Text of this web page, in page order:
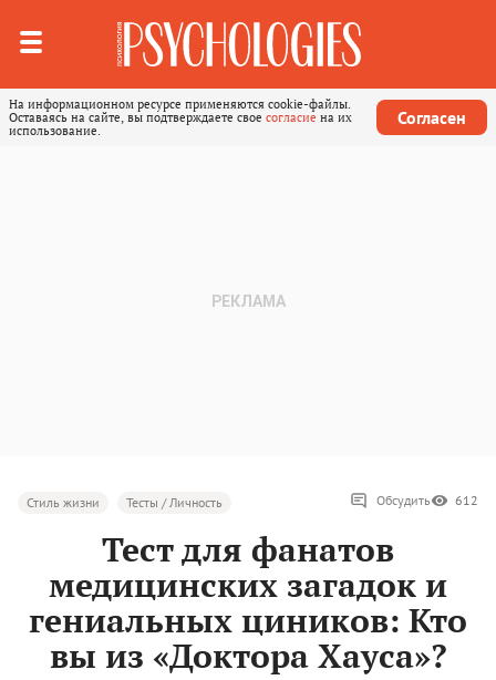
На информационном ресурсе применяются cookie-файлы.
Оставаясь на сайте, вы подтверждаете свое согласие на их
использование.
Согласен
Стиль жизни Тесты / Личность Обсудить 612
Тест для фанатов
медицинских загадок и
гениальных циников: Кто
вы из «Доктора Хауса»?